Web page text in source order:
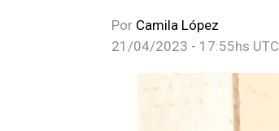
Por Camila López
21/04/2023 - 17:55hs UTC